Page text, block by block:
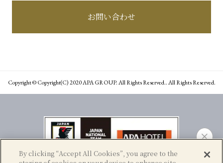
お問い合わせ
Copyright © Copyright(C) 2020 APA GROUP. All Rights Reserved.. All Rights Reserved.
By clicking “Accept All Cookies”, you agree to the